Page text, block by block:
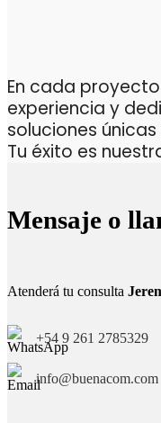
En cada
experiencia y
soluciones
Tu éxito es
Mensaje o
Atenderá tu consulta
+54 9 261 2785329
info@buenacom.com